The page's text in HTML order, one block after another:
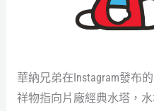
華納兄弟在Instagram發布
祥物指向片廠經典水塔，